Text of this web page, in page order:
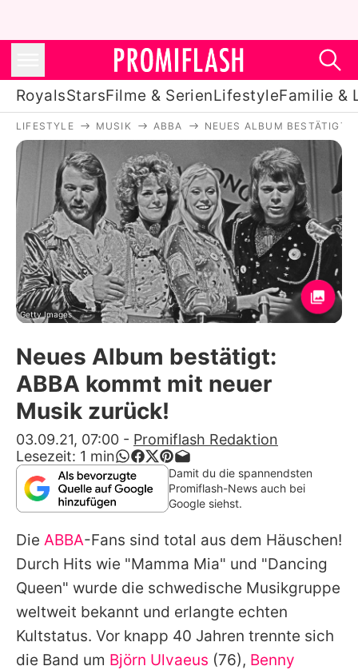
RoyalsStarsFilme & SerienLifestyleFamilie &
Royals
Stars
Filme & Serien
Lifestyle
Familie & Liebe
Promiflash Exklusiv
Alle Themen auf Promiflash
Jobs
App runterladen
Team
Redaktionelle Richtlinien
Impressum
Datenschutzerklärung
Nutzungsbedingungen
Utiq verwalten
LIFESTYLE MUSIK ABBA NEUES ALBUM
Getty Images
Neues Album bestätigt:
ABBA kommt mit neuer
Musik zurück!
03.09.21, 07:00 - Promiflash Redaktion
Lesezeit: 1 min
Damit du die spannendsten
Promiflash-News auch bei
Google siehst.
Die ABBA-Fans sind total aus dem Häuschen!
Durch Hits wie "Mamma Mia" und "Dancing
Queen" wurde die schwedische Musikgruppe
weltweit bekannt und erlangte echten
Kultstatus. Vor knapp 40 Jahren trennte sich
die Band um Björn Ulvaeus (76), Benny